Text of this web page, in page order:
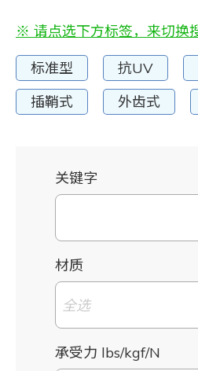
※ 请点选下方标签，来切换
标准型 抗UV
插鞘式
外齿式
关键字
材质
全选
承受力 lbs/kgf/N